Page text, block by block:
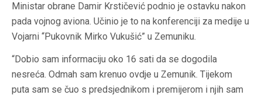
Ministar obrane Damir Krstičević podnio je ostavku nakon
pada vojnog aviona. Učinio je to na konferenciji za medije u
Vojarni “Pukovnik Mirko Vukušić” u Zemuniku.
“Dobio sam informaciju oko 16 sati da se dogodila
nesreća. Odmah sam krenuo ovdje u Zemunik. Tijekom
puta sam se čuo s predsjednikom i premijerom i njih sam